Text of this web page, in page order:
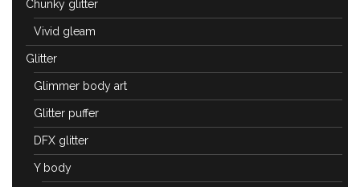
Chunky glitter
Vivid gleam
Glitter
Glimmer body art
Glitter puffer
DFX glitter
Y body